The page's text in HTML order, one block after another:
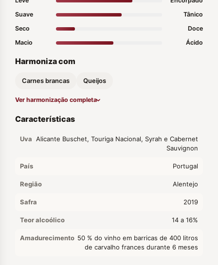
Suave
Tânico
Seco
Doce
Macio
Ácido
Harmoniza com
Carnes brancas Queijos
Ver harmonização completa
Características
Uva Alicante Buschet, Touriga Nacional, Syrah e Cabernet
Sauvignon
País Portugal
Região Alentejo
Safra 2019
Teor alcoólico 14 a 16%
Amadurecimento 50 % do vinho em barricas de 400 litros
de carvalho frances durante 6 meses